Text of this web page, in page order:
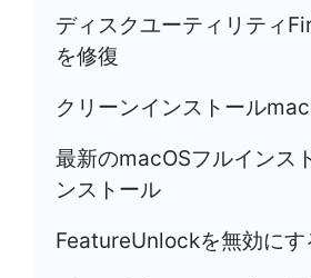
ディスクユーティリティ
を修復
クリーンインストール
最新のmacOSフルインス
ンストール
FeatureUnlockを無効にす